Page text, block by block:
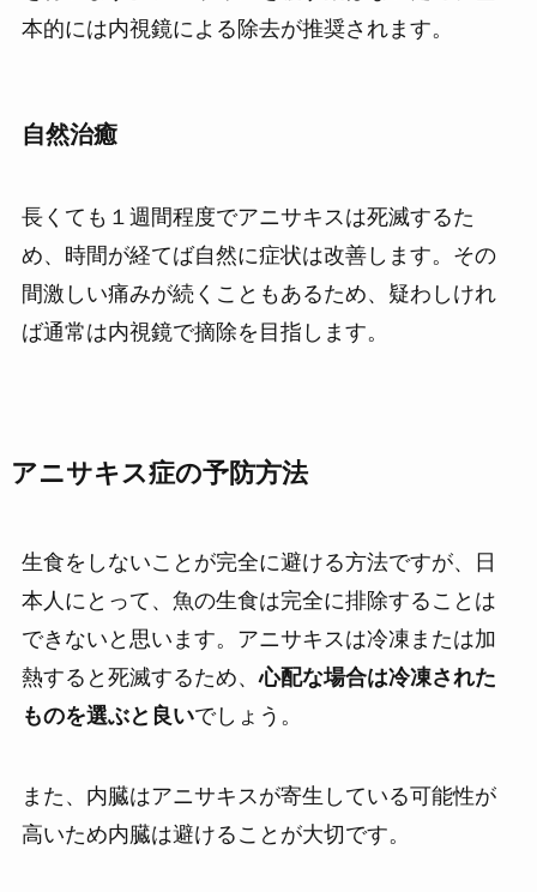
本的には内視鏡による除去が推奨されます。
自然治癒
長くても１週間程度でアニサキスは死滅するた
め、時間が経てば自然に症状は改善します。その
間激しい痛みが続くこともあるため、疑わしけれ
ば通常は内視鏡で摘除を目指します。
アニサキス症の予防方法
生食をしないことが完全に避ける方法ですが、日
本人にとって、魚の生食は完全に排除することは
できないと思います。アニサキスは冷凍または加
熱すると死滅するため、心配な場合は冷凍された
ものを選ぶと良いでしょう。
また、内臓はアニサキスが寄生している可能性が
高いため内臓は避けることが大切です。